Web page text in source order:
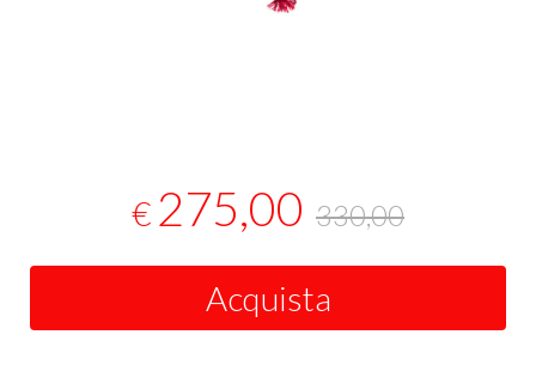
€ 275,00 330,00
Acquista